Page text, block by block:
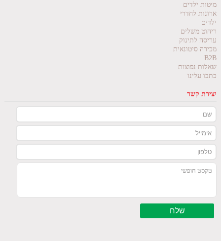
מיטות ילדים
ארונות לחדרי
ילדים
ריהוט משלים
עריסה לתינוק
מכירה סיטונאית
B2B
שאלות נפוצות
כתבו עלינו
יצירת קשר